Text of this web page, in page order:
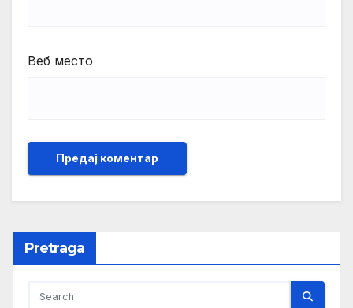
Веб место
Pretraga